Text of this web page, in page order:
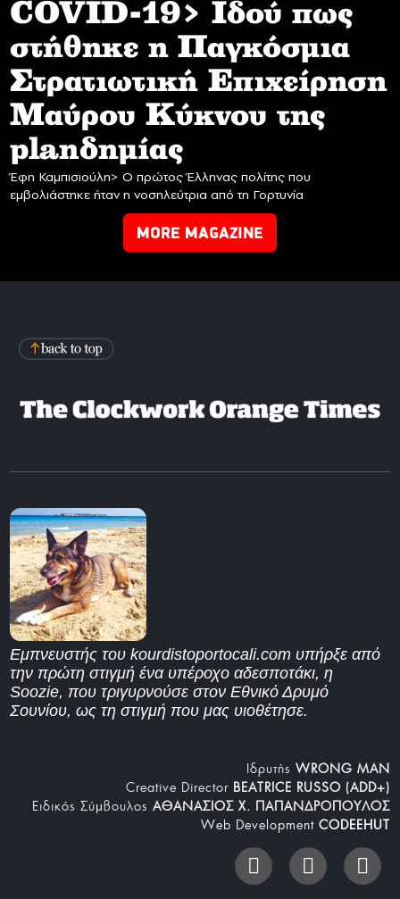
COVID-19> Iδού πως
στήθηκε η Παγκόσμια
Στρατιωτική Επιχείρηση
Mαύρου Κύκνου της
planδημίας
Έφη Καμπισιούλη> Ο πρώτος Έλληνας πολίτης που
εμβολιάστηκε ήταν η νοσηλεύτρια από τη Γορτυνία
MORE MAGAZINE
Εμπνευστής του kourdistoportocali.com υπήρξε από
την πρώτη στιγμή ένα υπέροχο αδεσποτάκι, η
Soozie, που τριγυρνούσε στον Εθνικό Δρυμό
Σουνίου, ως τη στιγμή που μας υιοθέτησε.
Iδρυτής WRONG MAN
Creative Director BEATRICE RUSSO (ADD+)
Ειδικός Σύμβουλος ΑΘΑΝΑΣΙΟΣ Χ. ΠΑΠΑΝΔΡΟΠΟΥΛΟΣ
Web Development CODEEHUT